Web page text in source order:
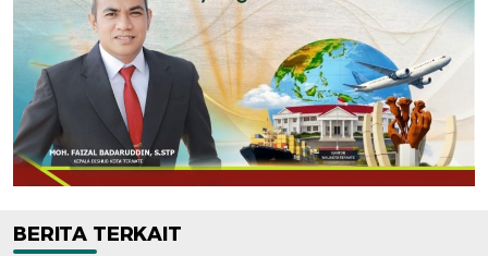
BERITA TERKAIT